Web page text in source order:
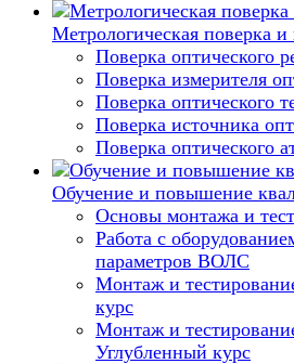
Метрологическая поверка и
Поверка оптического
Поверка измерителя
Поверка оптического
Поверка источника
Поверка оптического
Обучение и повышение
Основы монтажа и
Работа с
параметров ВОЛС
Монтаж и
курс
Монтаж и
Углубленный курс